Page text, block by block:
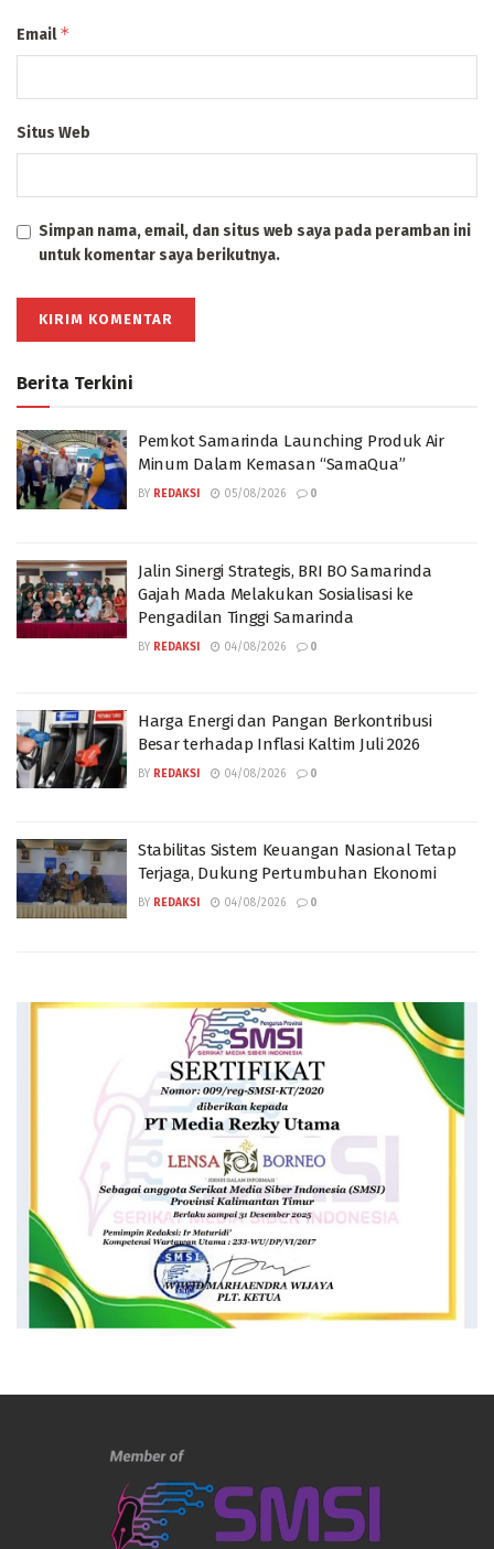
Email*
Situs Web
Simpan nama, email, dan situs web saya pada peramban ini
untuk komentar saya berikutnya.
Berita Terkini
Pemkot Samarinda Launching Produk Air
Minum Dalam Kemasan “SamaQua”
BY REDAKSI 05/08/2026 0
Jalin Sinergi Strategis, BRI BO Samarinda
Gajah Mada Melakukan Sosialisasi ke
Pengadilan Tinggi Samarinda
BY REDAKSI 04/08/2026 0
Harga Energi dan Pangan Berkontribusi
Besar terhadap Inflasi Kaltim Juli 2026
BY REDAKSI 04/08/2026 0
Stabilitas Sistem Keuangan Nasional Tetap
Terjaga, Dukung Pertumbuhan Ekonomi
BY REDAKSI 04/08/2026 0